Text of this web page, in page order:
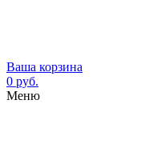
Ваша корзина
0 руб.
Меню